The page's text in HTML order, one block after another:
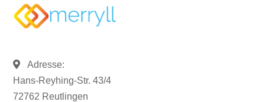
Adresse:
Hans-Reyhing-Str. 43/4
72762 Reutlingen